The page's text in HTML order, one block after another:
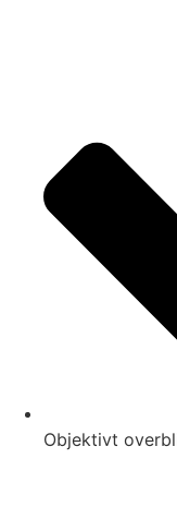
Objektivt